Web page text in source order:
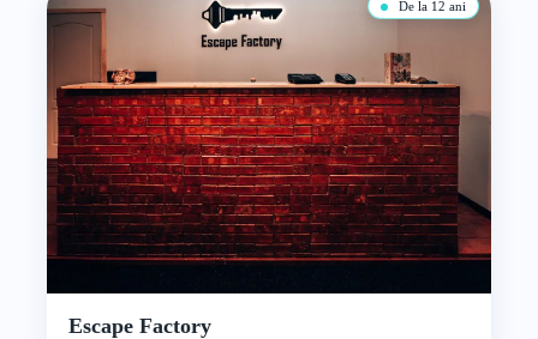
De la 12 ani
Escape Factory